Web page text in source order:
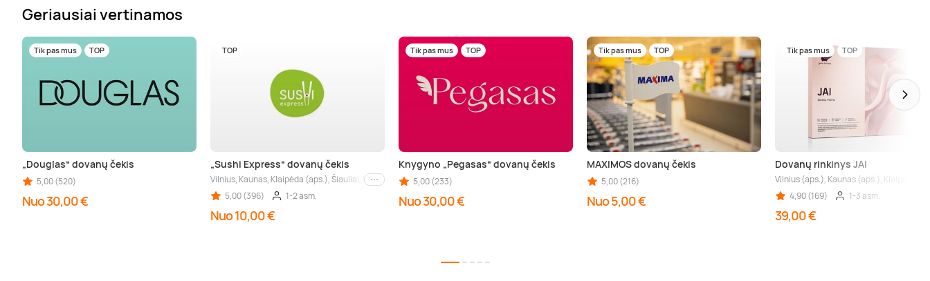
Geriausiai vertinamos
Tik pas mus TOP
„Douglas“ dovanų čekis
5,00 (520)
Nuo 30,00 €
TOP
„Sushi Express“ dovanų čekis
Vilnius, Kaunas, Klaipėda (aps.), Šiauliai, Panevėžys
Kiti miestai
5,00 (396)
1-2 asm.
Nuo 10,00 €
Tik pas mus TOP
Knygyno „Pegasas“ dovanų čekis
5,00 (233)
Nuo 30,00 €
Tik pas mus TOP
MAXIMOS dovanų čekis
5,00 (216)
Nuo 5,00 €
Tik pas mus TOP
Dovanų rinkinys JAI
Vilnius (aps.), Kaunas (aps.), Klaipėda,
4,90 (169)
1-3 asm.
39,00 €